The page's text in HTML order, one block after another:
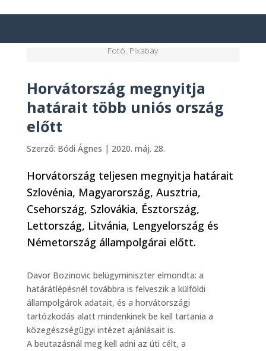
Fotó. Pixabay
Horvátország megnyitja
határait több uniós ország
előtt
Szerző: Bódi Ágnes | 2020. máj. 28.
Horvátország teljesen megnyitja határait
Szlovénia, Magyarország, Ausztria,
Csehország, Szlovákia, Észtország,
Lettország, Litvánia, Lengyelország és
Németország állampolgárai előtt.
Davor Bozinovic belügyminiszter elmondta: a
határátlépésnél továbbra is felveszik a külföldi
állampolgárok adatait, és a horvátországi
tartózkodás alatt mindenkinek be kell tartania a
közegészségügyi intézet ajánlásait is.
A beutazásnál meg kell adni az úti célt, a